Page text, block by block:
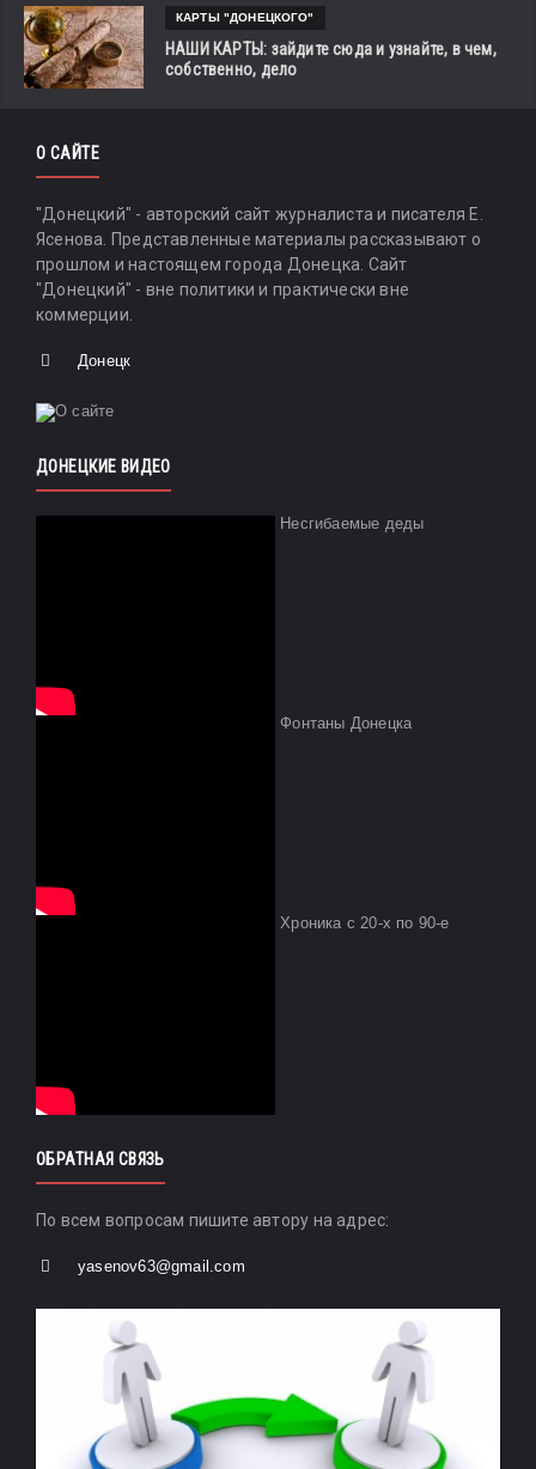
КАРТЫ "ДОНЕЦКОГО"
НАШИ КАРТЫ: зайдите сюда и узнайте, в чем,
собственно, дело
О САЙТЕ
"Донецкий" - авторский сайт журналиста и писателя Е.
Ясенова. Представленные материалы рассказывают о
прошлом и настоящем города Донецка. Сайт
"Донецкий" - вне политики и практически вне
коммерции.
Донецк
ДОНЕЦКИЕ ВИДЕО
Несгибаемые деды
Фонтаны Донецка
Хроника с 20-х по 90-е
ОБРАТНАЯ СВЯЗЬ
По всем вопросам пишите автору на адрес:
yasenov63@gmail.com